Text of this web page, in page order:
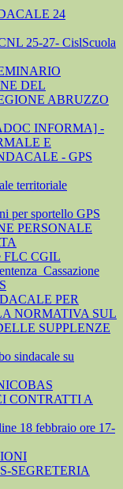
24
25-27- CislScuola
DEL
ABRUZZO
INFORMA] -
E
- GPS
territoriale
per sportello GPS
PERSONALE
FLC CGIL
PER
NORMATIVA SUL
SUPPLENZE
sindacale su
CONTRATTI A
18 febbraio ore 17-
SEGRETERIA